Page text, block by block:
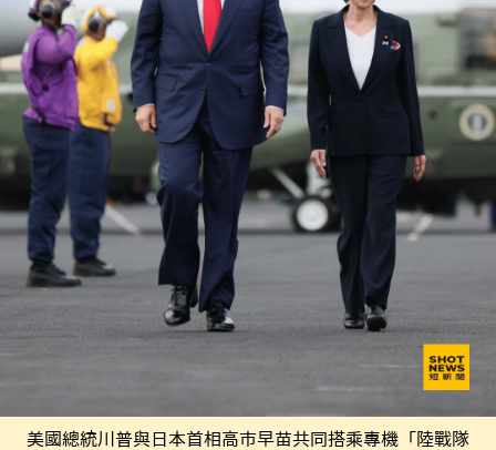
美國總統川普與日本首相高市早苗共同搭乘專機「陸戰隊